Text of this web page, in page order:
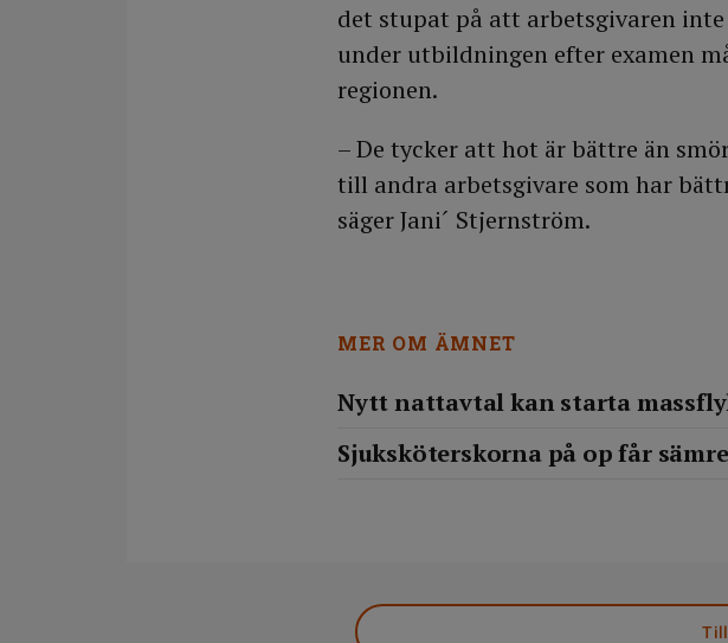
det stupat på att arbetsgivaren
under utbildningen efter examen
regionen.
– De tycker att hot är bättre än
till andra arbetsgivare som har
säger Jani´ Stjernström.
MER OM ÄMNET
Nytt nattavtal kan starta
Sjuksköterskorna på op får